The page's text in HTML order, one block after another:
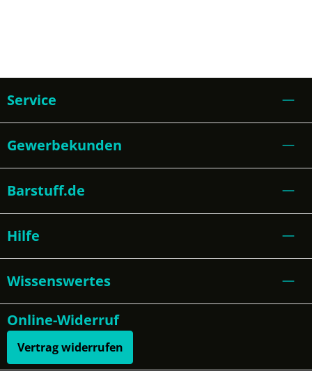
Service
Gewerbekunden
Barstuff.de
Hilfe
Wissenswertes
Online-Widerruf
Vertrag widerrufen